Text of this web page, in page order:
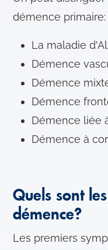
démence primaire:
La maladie
Démence
Démence
Démence
Démence liée
Démence à
Quels sont
démence?
Les premiers